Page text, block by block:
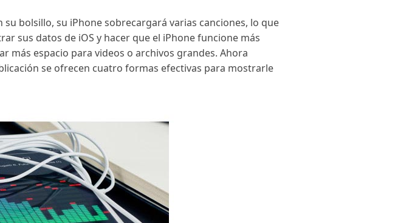
bolsillo, su iPhone sobrecargará varias canciones, lo que
sus datos de iOS y hacer que el iPhone funcione más
más espacio para videos o archivos grandes. Ahora
se ofrecen cuatro formas efectivas para mostrarle